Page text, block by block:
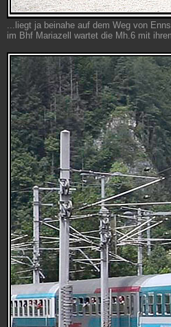
...liegt ja beinahe auf dem Weg von
im Bhf Mariazell wartet die Mh.6 mit